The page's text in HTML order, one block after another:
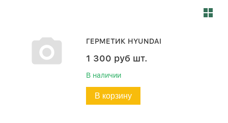
ГЕРМЕТИК HYUNDAI
1 300 руб шт.
В наличии
В корзину